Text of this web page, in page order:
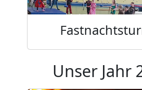
Unser Jahr